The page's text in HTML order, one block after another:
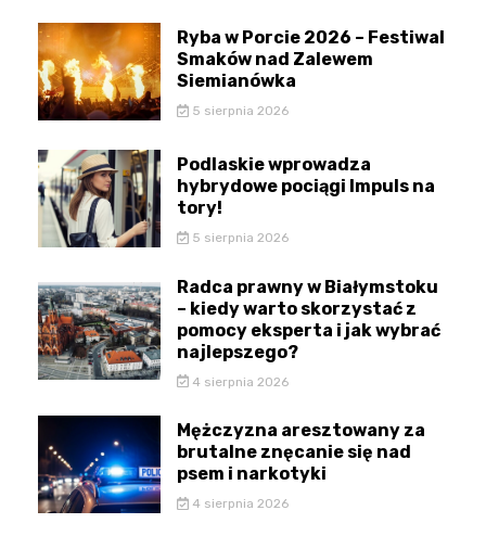
Ryba w Porcie 2026 – Festiwal
Smaków nad Zalewem
Siemianówka
5 sierpnia 2026
Podlaskie wprowadza
hybrydowe pociągi Impuls na
tory!
5 sierpnia 2026
Radca prawny w Białymstoku
– kiedy warto skorzystać z
pomocy eksperta i jak wybrać
najlepszego?
4 sierpnia 2026
Mężczyzna aresztowany za
brutalne znęcanie się nad
psem i narkotyki
4 sierpnia 2026